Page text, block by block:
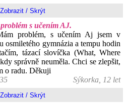
s učením AJ.
problém, s učením Aj jsem v
osmiletého gymnázia a tempu hodin
tázací slovíčka (What, Where
správně neuměla. Chci se zlepšit,
o radu. Děkuji
Sýkorka, 12 let